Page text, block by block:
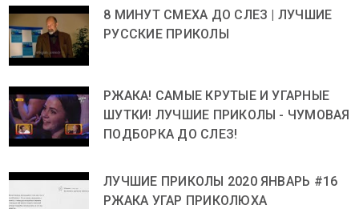
8 МИНУТ СМЕХА ДО СЛЕЗ | ЛУЧШИЕ
РУССКИЕ ПРИКОЛЫ
РЖАКА! САМЫЕ КРУТЫЕ И УГАРНЫЕ
ШУТКИ! ЛУЧШИЕ ПРИКОЛЫ - ЧУМОВАЯ
ПОДБОРКА ДО СЛЕЗ!
ЛУЧШИЕ ПРИКОЛЫ 2020 ЯНВАРЬ #16
РЖАКА УГАР ПРИКОЛЮХА